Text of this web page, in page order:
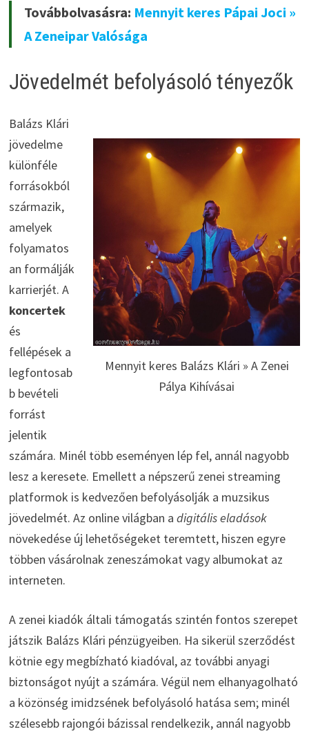
Továbbolvasásra: Mennyit keres Pápai Joci »
A Zeneipar Valósága
Jövedelmét befolyásoló tényezők
Mennyit keres Balázs Klári » A Zenei
Pálya Kihívásai
Balázs Klári
jövedelme
különféle
forrásokból
származik,
amelyek
folyamatos
an formálják
karrierjét. A
koncertek
és
fellépések a
legfontosab
b bevételi
forrást
jelentik
számára. Minél több eseményen lép fel, annál nagyobb
lesz a keresete. Emellett a népszerű zenei streaming
platformok is kedvezően befolyásolják a muzsikus
jövedelmét. Az online világban a digitális eladások
növekedése új lehetőségeket teremtett, hiszen egyre
többen vásárolnak zeneszámokat vagy albumokat az
interneten.
A zenei kiadók általi támogatás szintén fontos szerepet
játszik Balázs Klári pénzügyeiben. Ha sikerül szerződést
kötnie egy megbízható kiadóval, az további anyagi
biztonságot nyújt a számára. Végül nem elhanyagolható
a közönség imidzsének befolyásoló hatása sem; minél
szélesebb rajongói bázissal rendelkezik, annál nagyobb